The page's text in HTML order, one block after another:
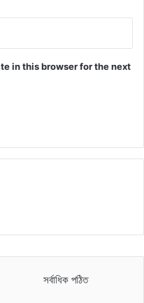
in this browser for the next
সর্বাধিক পঠিত